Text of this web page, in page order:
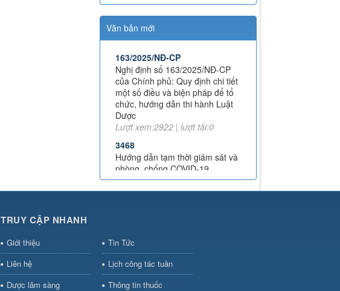
Văn bản mới
163/2025/NĐ-CP
Nghị định số 163/2025/NĐ-CP
của Chính phủ: Quy định chi tiết
một số điều và biện pháp để tổ
chức, hướng dẫn thi hành Luật
Dược
Lượt xem:2922 | lượt tải:0
3468
Hướng dẫn tạm thời giám sát và
phòng, chống COVID-19
Lượt xem:4549 | lượt tải:1010
TT-52/2017-BYT
THÔNG TƯ QUY ĐỊNH VỀ ĐƠN
NGOẠI TRÚ
Lượt xem:8022 | lượt tải:1384
51/2017/TT-BYT
THÔNG TƯ HƯỚNG DẪN
TRUY CẬP NHANH
Giới thiệu
Tin Tức
Liên hệ
Lịch công tác tuần
Dược lâm sàng
Thông tin thuốc